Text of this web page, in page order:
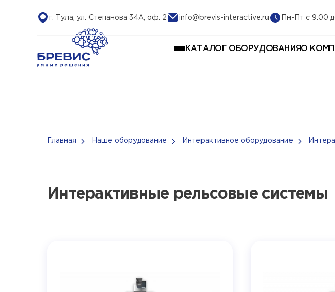
г. Тула, ул. Степанова 34А, оф. 2 info@brevis-interactive.ru Пн-Пт с 9:00
КАТАЛОГ ОБОРУДОВАНИЯ О
Главная Наше оборудование Интерактивное оборудование
Интерактивные рельсовые системы